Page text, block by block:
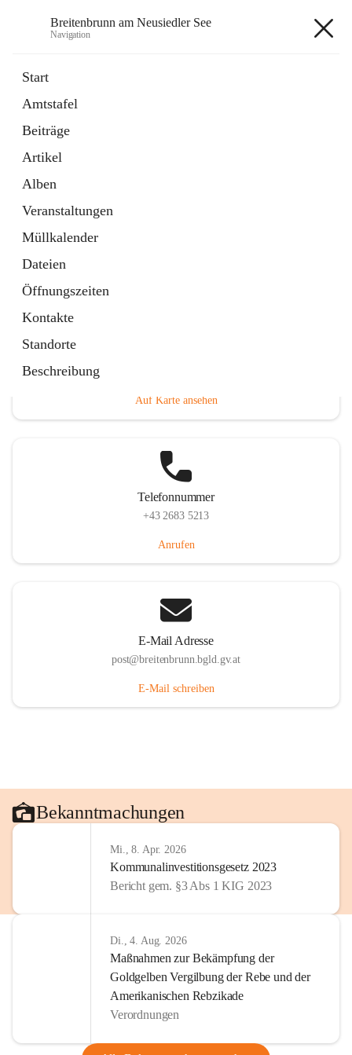
Breitenbrunn am Neusiedler See
Navigation
Start
Amtstafel
Beiträge
Artikel
Alben
Veranstaltungen
Müllkalender
Dateien
Öffnungszeiten
Kontakte
Standorte
Beschreibung
18 Schnellzugriffe
Gemeindeservice
Auf Karte ansehen
Telefonnummer
+43 2683 5213
Anrufen
E-Mail Adresse
post@breitenbrunn.bgld.gv.at
E-Mail schreiben
Bekanntmachungen
Mi., 8. Apr. 2026
Kommunalinvestitionsgesetz 2023
Bericht gem. §3 Abs 1 KIG 2023
Di., 4. Aug. 2026
Maßnahmen zur Bekämpfung der
Goldgelben Vergilbung der Rebe und der
Amerikanischen Rebzikade
Verordnungen